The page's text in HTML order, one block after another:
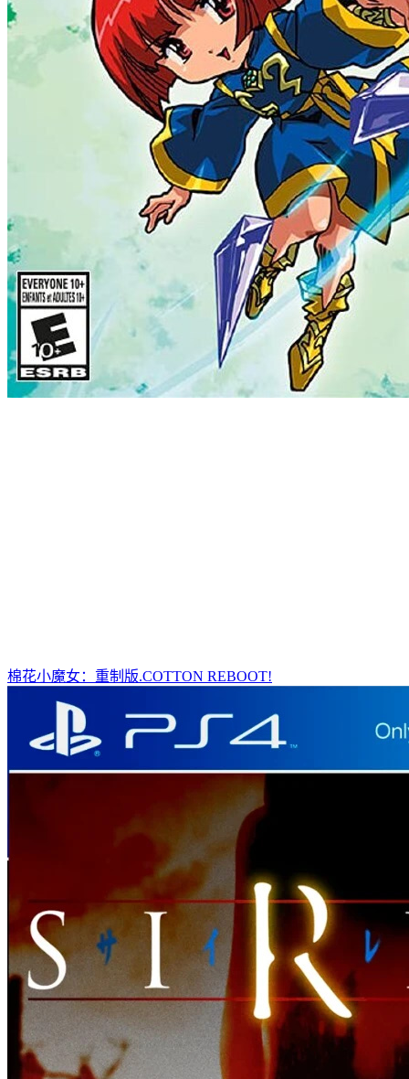
棉花小魔女：重制版.COTTON REBOOT!